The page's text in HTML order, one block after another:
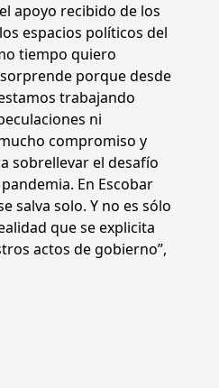
apoyo recibido de los
espacios políticos del
tiempo quiero
porque desde
trabajando
ni
compromiso y
sobrellevar el desafío
En Escobar
salva solo. Y no es sólo
que se explicita
actos de gobierno”,